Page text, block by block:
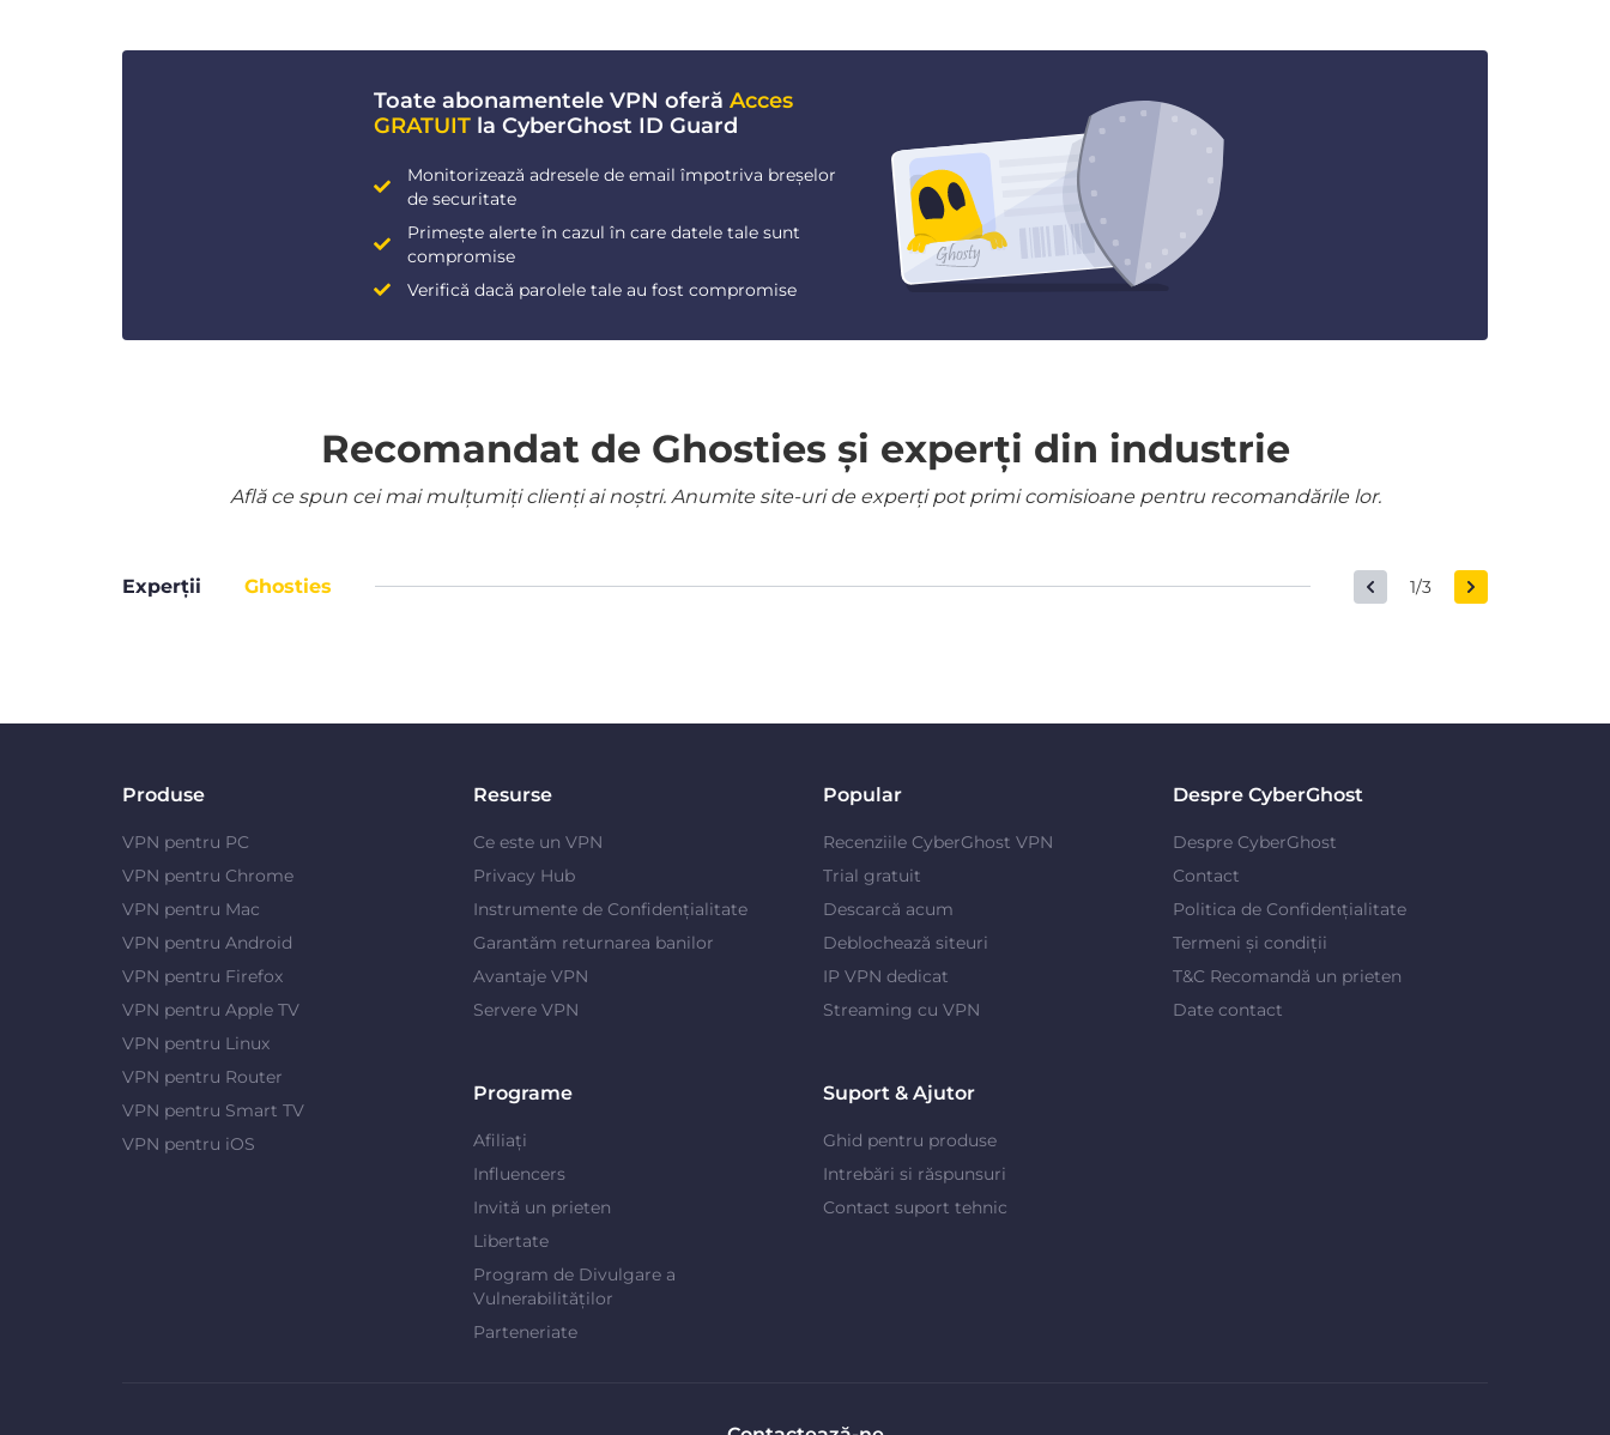
Toate abonamentele VPN oferă Acces
GRATUIT la CyberGhost ID Guard
Monitorizează adresele de email împotriva breșelor
de securitate
Primește alerte în cazul în care datele tale sunt
compromise
Verifică dacă parolele tale au fost compromise
Recomandat de Ghosties și experți din industrie
Află ce spun cei mai mulțumiți clienți ai noștri. Anumite site-uri de experți pot primi comisioane pentru recomandările lor.
Experții Ghosties 1/3
Produse
VPN pentru PC
VPN pentru Chrome
VPN pentru Mac
VPN pentru Android
VPN pentru Firefox
VPN pentru Apple TV
VPN pentru Linux
VPN pentru Router
VPN pentru Smart TV
VPN pentru iOS
Resurse
Ce este un VPN
Privacy Hub
Instrumente de Confidențialitate
Garantăm returnarea banilor
Avantaje VPN
Servere VPN
Popular
Recenziile CyberGhost VPN
Trial gratuit
Descarcă acum
Deblochează siteuri
IP VPN dedicat
Streaming cu VPN
Despre CyberGhost
Despre CyberGhost
Contact
Politica de Confidențialitate
Termeni și condiții
T&C Recomandă un prieten
Date contact
Programe
Afiliați
Influencers
Invită un prieten
Libertate
Program de Divulgare a
Vulnerabilităților
Parteneriate
Suport & Ajutor
Ghid pentru produse
Intrebări si răspunsuri
Contact suport tehnic